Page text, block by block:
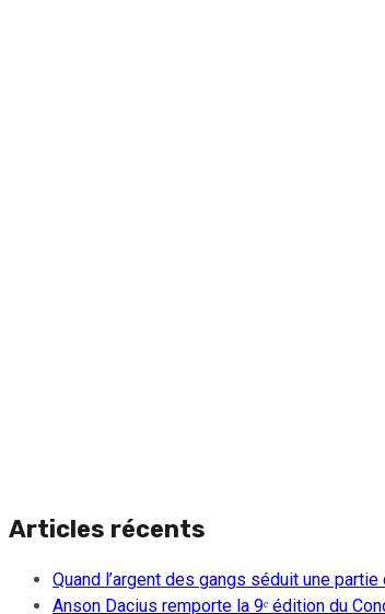
Articles récents
Quand l’argent des gangs séduit une
Anson Dacius remporte la 9ᵉ édition du